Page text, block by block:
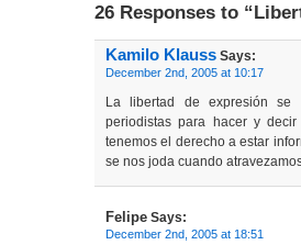
26 Responses to
Kamilo Klauss Says:
December 2nd, 2005 at 10:17
La libertad de expresión
periodistas para hacer y
tenemos el derecho a estar
se nos joda cuando
Felipe Says:
December 2nd, 2005 at 18:51